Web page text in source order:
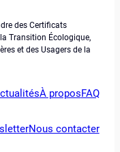
des Certificats
la Transition Écologique,
et des Usagers de la
À proposFAQ
Nous contacter